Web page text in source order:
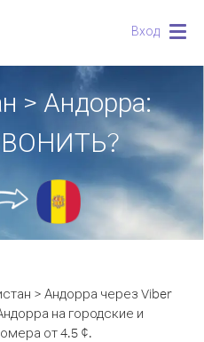
Вход
> Андорра:
> Андорра через Viber
на городские и
от 4.5 ¢.